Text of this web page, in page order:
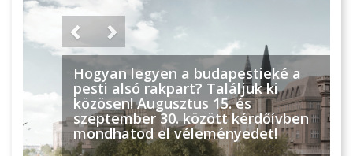
Hogyan legyen a budapestieké a
pesti alsó rakpart? Találjuk ki
közösen! Augusztus 15. és
szeptember 30. között kérdőívben
mondhatod el véleményedet!